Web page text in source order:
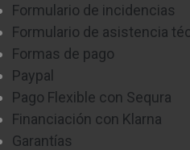
frío y humedad. ¡Disfruta de
Formulario de incidencias
Formulario de asistencia
Formas de pago
Paypal
Pago Flexible con Sequra
Financiación con Klarna
Garantías